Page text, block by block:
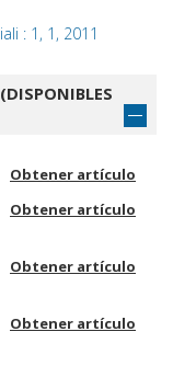
: 1, 1, 2011
Obtener artículo
Obtener artículo
Obtener artículo
Obtener artículo